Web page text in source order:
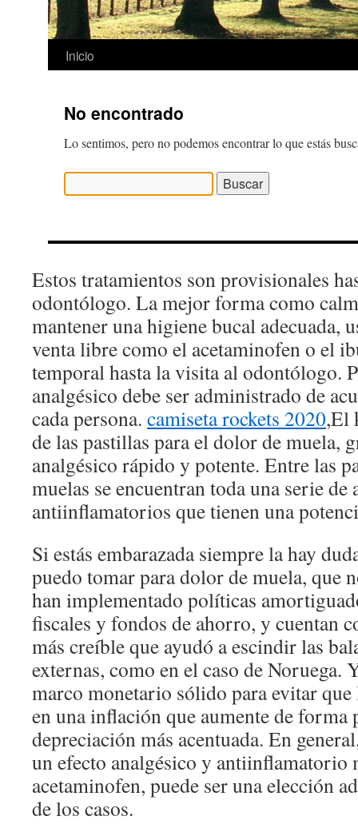
Estos tratamientos son provisionales
odontólogo. La mejor forma como
mantener una higiene bucal adecuada,
venta libre como el acetaminofen o el
temporal hasta la visita al odontólogo.
analgésico debe ser administrado de
cada persona. camiseta rockets 2020,El
de las pastillas para el dolor de muela,
analgésico rápido y potente. Entre las
muelas se encuentran toda una serie de
antiinflamatorios que tienen una
Si estás embarazada siempre la hay
puedo tomar para dolor de muela, que
han implementado políticas
fiscales y fondos de ahorro, y cuentan
más creíble que ayudó a escindir las
externas, como en el caso de Noruega.
marco monetario sólido para evitar
en una inflación que aumente de forma
depreciación más acentuada. En
un efecto analgésico y antiinflamatorio
acetaminofen, puede ser una elección
de los casos.